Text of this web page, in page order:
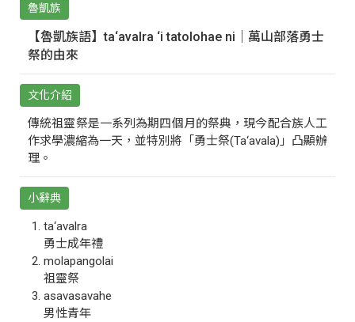
魯凱族
【魯凱族語】ta‘avalra ‘i tatolohae ni｜萬山部落勇士
祭的由來
文化介紹
傳統祖靈祭是一系列為期四個月的祭典，現今配合族人工
作求學濃縮為一天，並特別將「勇士祭(Ta‘avala)」凸顯辦
理。
小辭典
ta‘avalra
勇士成年禮
molapangolai
祖靈祭
asavasavahe
男性青年